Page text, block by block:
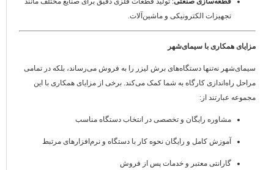
تجهیزات الکترونیکی و ماشین‌آلات.
مزایای همکاری با سیمای‌شهر
سیمای‌شهر نه‌تنها دستگاه‌های برش لیزر را به فروش می‌رساند، بلکه در تمامی
مراحل راه‌اندازی کارگاه به شما کمک می‌کند. برخی از مزایای همکاری با این
مجموعه عبارتند از:
مشاوره رایگان و تخصصی در انتخاب دستگاه مناسب
آموزش کامل و رایگان نحوه کار با دستگاه و نرم‌افزارهای مرتبط
گارانتی معتبر و خدمات پس از فروش